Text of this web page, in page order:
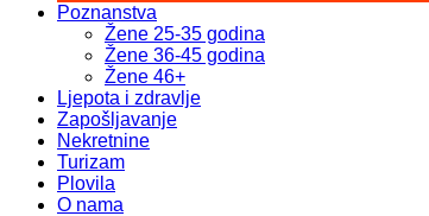
Poznanstva
Žene 25-35 godina
Žene 36-45 godina
Žene 46+
Ljepota i zdravlje
Zapošljavanje
Nekretnine
Turizam
Plovila
O nama